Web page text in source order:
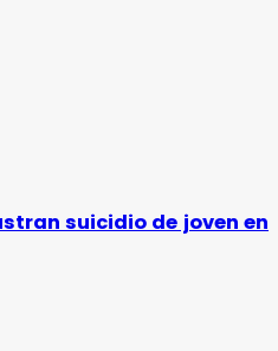
suicidio de joven en